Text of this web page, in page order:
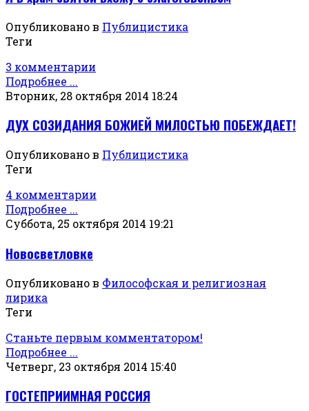
Опубликовано в Публицистика
Теги
3 комментарии
Подробнее ...
Вторник, 28 октября 2014 18:24
ДУХ СОЗИДАНИЯ БОЖИЕЙ МИЛОСТЬЮ ПОБЕЖДАЕТ!
Опубликовано в Публицистика
Теги
4 комментарии
Подробнее ...
Суббота, 25 октября 2014 19:21
Новосветловке
Опубликовано в Философская и религиозная
лирика
Теги
Станьте первым комментатором!
Подробнее ...
Четверг, 23 октября 2014 15:40
ГОСТЕПРИИМНАЯ РОССИЯ